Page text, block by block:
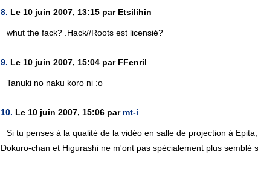
8. Le 10 juin 2007, 13:15 par Etsilihin
whut the fack? .Hack//Roots est licensié?
9. Le 10 juin 2007, 15:04 par FFenril
Tanuki no naku koro ni :o
10. Le 10 juin 2007, 15:06 par mt-i
Si tu penses à la qualité de la vidéo en salle de projection à
Dokuro-chan et Higurashi ne m'ont pas spécialement plus semblé